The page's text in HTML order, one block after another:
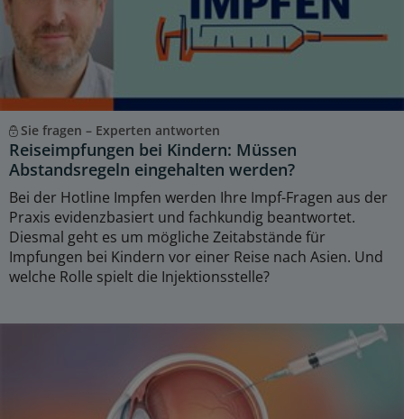
Sie fragen – Experten antworten
Reiseimpfungen bei Kindern: Müssen
Abstandsregeln eingehalten werden?
Bei der Hotline Impfen werden Ihre Impf-Fragen aus der
Praxis evidenzbasiert und fachkundig beantwortet.
Diesmal geht es um mögliche Zeitabstände für
Impfungen bei Kindern vor einer Reise nach Asien. Und
welche Rolle spielt die Injektionsstelle?